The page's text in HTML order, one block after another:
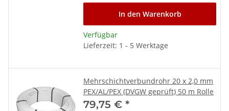
In den Warenkorb
Verfügbar
Lieferzeit: 1 - 5 Werktage
Mehrschichtverbundrohr 20 x 2,0 mm
PEX/AL/PEX (DVGW geprüft) 50 m Rolle
79,75 € *